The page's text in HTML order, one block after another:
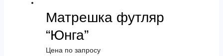
Матрешка футляр
“Юнга”
Цена по запросу